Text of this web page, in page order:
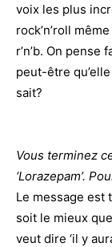
voix les plus
rock’n’roll
r’n’b. On
peut-être
sait?
Vous terminez
‘Lorazepam’.
Le message est
soit le mieux
veut dire ‘il y